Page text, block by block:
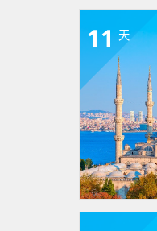
11 天